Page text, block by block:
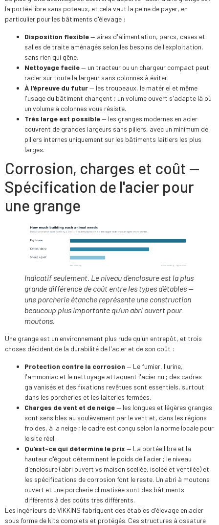
la portée libre sans poteaux, et cela vaut la peine de payer, en
particulier pour les bâtiments d'élevage :
Disposition flexible— aires d'alimentation, parcs, cases et
salles de traite aménagés selon les besoins de l'exploitation,
sans rien qui gêne.
Nettoyage facile— un tracteur ou un chargeur compact peut
racler sur toute la largeur sans colonnes à éviter.
À l'épreuve du futur— les troupeaux, le matériel et même
l'usage du bâtiment changent ; un volume ouvert s'adapte là où
un volume à colonnes vous résiste.
Très large est possible— les granges modernes en acier
couvrent de grandes largeurs sans piliers, avec un minimum de
piliers internes uniquement sur les bâtiments laitiers les plus
larges.
Corrosion, charges et coût —
Spécification de l'acier pour
une grange
Indicatif seulement. Le niveau d'enclosure est la plus
grande différence de coût entre les types d'étables —
une porcherie étanche représente une construction
beaucoup plus importante qu'un abri ouvert pour
moutons.
Une grange est un environnement plus rude qu'un entrepôt, et trois
choses décident de la durabilité de l'acier et de son coût :
Protection contre la corrosion — Le fumier, l'urine,
l'ammoniac et le nettoyage attaquent l'acier nu ; des cadres
galvanisés et des fixations revêtues sont essentiels, surtout
dans les porcheries et les laiteries fermées.
Charges de vent et de neige— les longues et légères granges
sont sensibles au soulèvement par le vent et, dans les régions
froides, à la neige ; le cadre est conçu selon la norme locale pour
le site réel.
Qu'est-ce qui détermine le prix — La portée libre et la
hauteur d'égout déterminent le poids de l'acier ; le niveau
d'enclosure (abri ouvert vs maison scellée, isolée et ventilée) et
les spécifications de corrosion font le reste. Un abri à moutons
ouvert et une porcherie climatisée sont des bâtiments
différents à des coûts très différents.
Les ingénieurs de VIKKINS fabriquent des étables d'élevage en acier
sous forme de kits complets et protégés. Ces structures à ossature